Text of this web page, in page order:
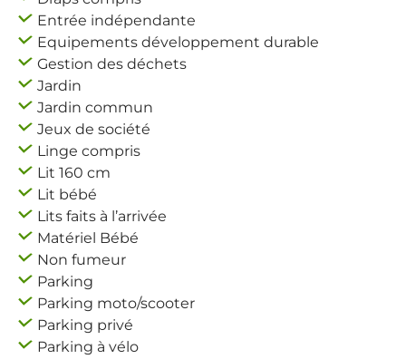
Entrée indépendante
Equipements développement durable
Gestion des déchets
Jardin
Jardin commun
Jeux de société
Linge compris
Lit 160 cm
Lit bébé
Lits faits à l’arrivée
Matériel Bébé
Non fumeur
Parking
Parking moto/scooter
Parking privé
Parking à vélo